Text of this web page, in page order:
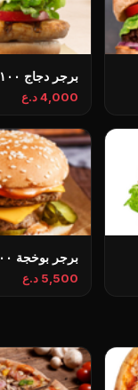
برجر دجاج ١٠٠ غ
4,000 د.ع
برجر بوخجة ١٠٠ غ
5,500 د.ع